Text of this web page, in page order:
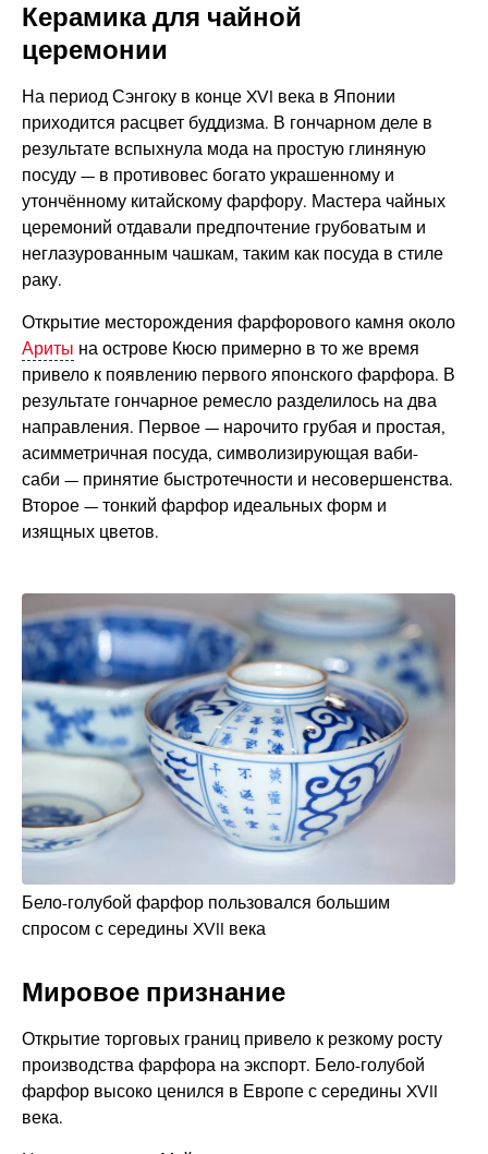
Керамика для чайной
церемонии
На период Сэнгоку в конце XVI века в Японии
приходится расцвет буддизма. В гончарном деле в
результате вспыхнула мода на простую глиняную
посуду — в противовес богато украшенному и
утончённому китайскому фарфору. Мастера чайных
церемоний отдавали предпочтение грубоватым и
неглазурованным чашкам, таким как посуда в стиле
раку.
Открытие месторождения фарфорового камня около
Ариты на острове Кюсю примерно в то же время
привело к появлению первого японского фарфора. В
результате гончарное ремесло разделилось на два
направления. Первое — нарочито грубая и простая,
асимметричная посуда, символизирующая ваби-
саби — принятие быстротечности и несовершенства.
Второе — тонкий фарфор идеальных форм и
изящных цветов.
Бело-голубой фарфор пользовался большим
спросом с середины XVII века
Мировое признание
Открытие торговых границ привело к резкому росту
производства фарфора на экспорт. Бело-голубой
фарфор высоко ценился в Европе с середины XVII
века.